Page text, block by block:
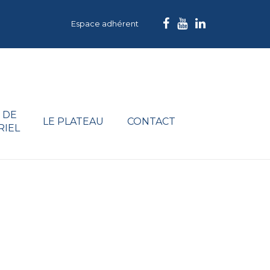
Espace adhérent
DE
LE PLATEAU CONTACT